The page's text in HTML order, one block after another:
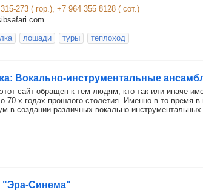
273 ( гор.), +7 964 355 8128 ( сот.)
лошади туры теплоход
Вокально-инструментальные
сайт обращен к тем людям, кто так или иначе
70-х годах прошлого столетия. Именно в то время
в создании различных вокально-
"Эра-Синема"